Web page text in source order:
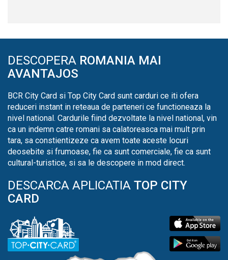
DESCOPERA ROMANIA MAI
AVANTAJOS
BCR City Card si Top City Card sunt carduri ce iti ofera
reduceri instant in reteaua de parteneri ce functioneaza la
nivel national. Cardurile fiind dezvoltate la nivel national, vin
ca un indemn catre romani sa calatoreasca mai mult prin
tara, sa constientizeze ca avem toate aceste locuri
deosebite si frumoase, fie ca sunt comerciale, fie ca sunt
cultural-turistice, si sa le descopere in mod direct.
DESCARCA APLICATIA TOP CITY
CARD